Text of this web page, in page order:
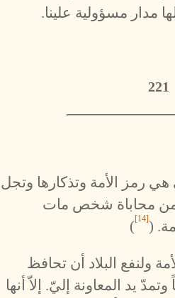
مسؤولية علينا.
221
هي رمز الأمة وتذكارها وتجل
من محاباة شخص مات
(
[14]
)
ولنفع البلاد أن تحافظ
يد المعاونة إليّ. إلاّ أنها